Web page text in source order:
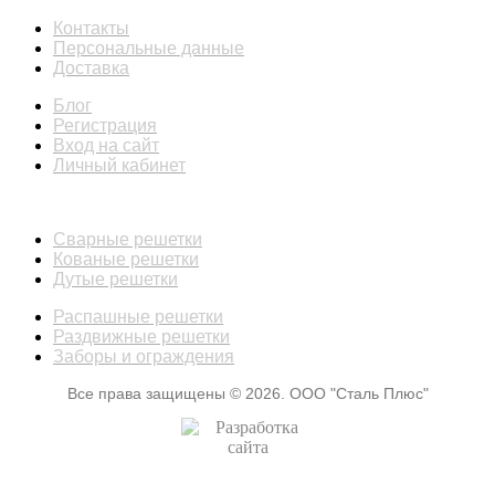
Контакты
Персональные данные
Доставка
Блог
Регистрация
Вход на сайт
Личный кабинет
Сварные решетки
Кованые решетки
Дутые решетки
Распашные решетки
Раздвижные решетки
Заборы и ограждения
Все права защищены © 2026. ООО "Сталь Плюс"